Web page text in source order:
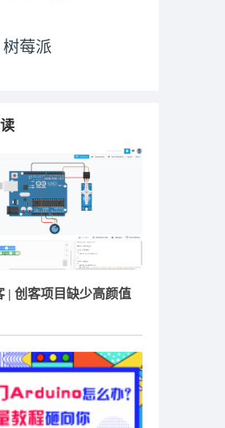
树莓派
| 创客项目缺少高颜值